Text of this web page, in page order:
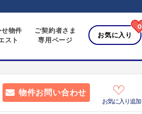
物件
スト
ご契約者さま
専用ページ
お気に入り
0
物件お問い合わせ
お気に入り追加